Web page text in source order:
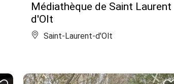
Médiathèque de Saint Laurent
d'Olt
Saint-Laurent-d'Olt